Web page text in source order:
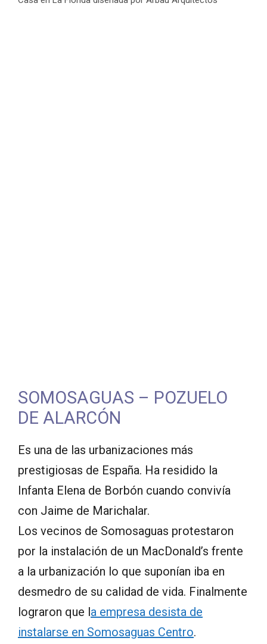
SOMOSAGUAS – POZUELO
DE ALARCÓN
Es una de las urbanizaciones más
prestigiosas de España. Ha residido la
Infanta Elena de Borbón cuando convivía
con Jaime de Marichalar.
Los vecinos de Somosaguas protestaron
por la instalación de un MacDonald’s frente
a la urbanización lo que suponían iba en
desmedro de su calidad de vida. Finalmente
lograron que la empresa desista de
instalarse en Somosaguas Centro.